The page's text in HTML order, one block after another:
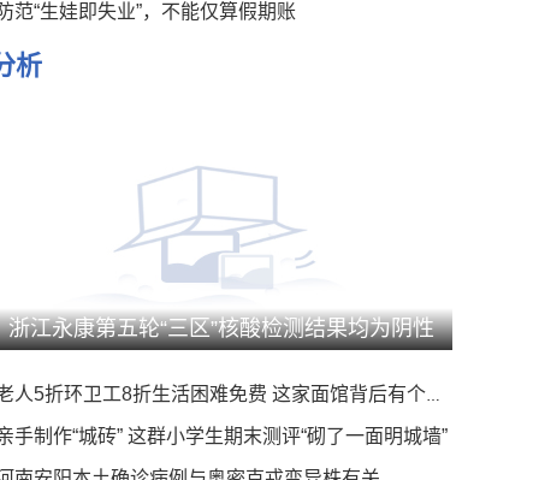
范“生娃即失业”，不能仅算假期账
析
浙江永康第五轮“三区”核酸检测结果均为阴性
人5折环卫工8折生活困难免费 这家面馆背后有个暖心事
手制作“城砖” 这群小学生期末测评“砌了一面明城墙”